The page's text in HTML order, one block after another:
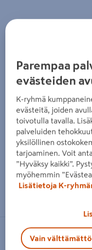
Zoomaa
LEDVANCE
Parempaa
evästeiden
K-ryhmä
evästeitä, joiden
toivotulla tavalla.
palveluiden
yksilöllinen
tarjoaminen. Voit
”Hyväksy kaikki”.
myöhemmin
Lisätietoja K-
Vain